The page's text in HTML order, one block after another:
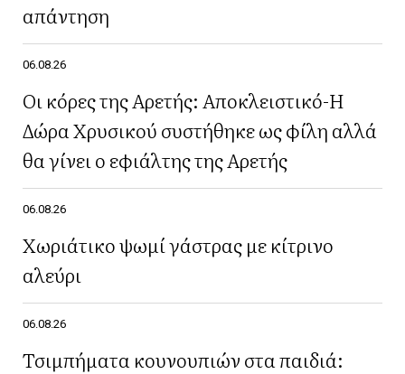
απάντηση
06.08.26
Οι κόρες της Αρετής: Αποκλειστικό-Η
Δώρα Χρυσικού συστήθηκε ως φίλη αλλά
θα γίνει ο εφιάλτης της Αρετής
06.08.26
Χωριάτικο ψωμί γάστρας με κίτρινο
αλεύρι
06.08.26
Τσιμπήματα κουνουπιών στα παιδιά: